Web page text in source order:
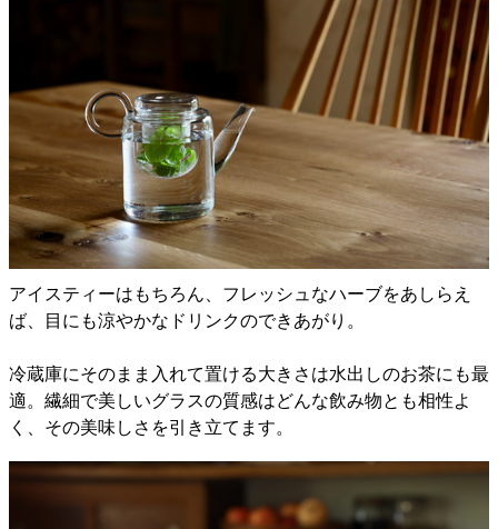
アイスティーはもちろん、フレッシュなハーブをあしらえ
ば、目にも涼やかなドリンクのできあがり。
冷蔵庫にそのまま入れて置ける大きさは水出しのお茶にも最
適。繊細で美しいグラスの質感はどんな飲み物とも相性よ
く、その美味しさを引き立てます。